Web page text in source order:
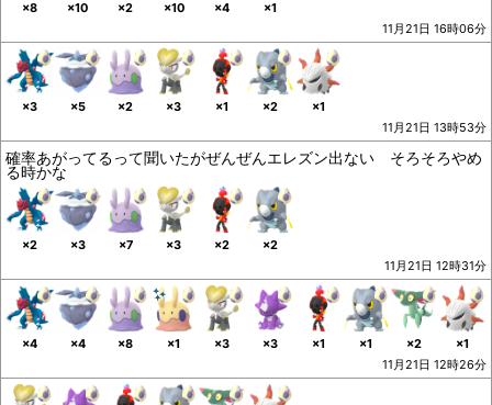
×8 ×10 ×2 ×10 ×4
×1
11月21日 16時06分
×3 ×5 ×2 ×3 ×1 ×2
×1
11月21日 13時53分
確率あがってるって聞いたがぜんぜんエレズン出ない そろそろやめ
る時かな
×2 ×3 ×7 ×3 ×2
×2
11月21日 12時31分
×4 ×4 ×8 ×1 ×3 ×3 ×1 ×1 ×2
×1
11月21日 12時26分